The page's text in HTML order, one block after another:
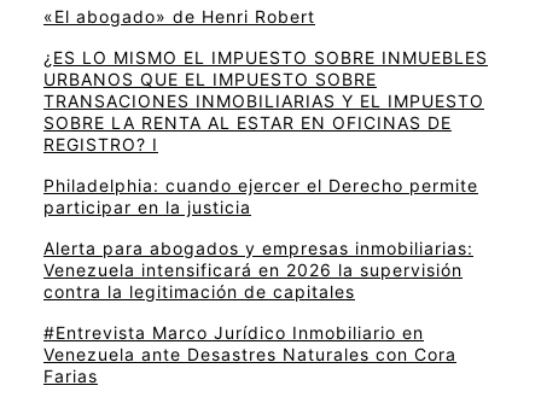
«El abogado» de Henri Robert
¿ES LO MISMO EL IMPUESTO SOBRE INMUEBLES
URBANOS QUE EL IMPUESTO SOBRE
TRANSACIONES INMOBILIARIAS Y EL IMPUESTO
SOBRE LA RENTA AL ESTAR EN OFICINAS DE
REGISTRO? I
Philadelphia: cuando ejercer el Derecho permite
participar en la justicia
Alerta para abogados y empresas inmobiliarias:
Venezuela intensificará en 2026 la supervisión
contra la legitimación de capitales
#Entrevista Marco Jurídico Inmobiliario en
Venezuela ante Desastres Naturales con Cora
Farias